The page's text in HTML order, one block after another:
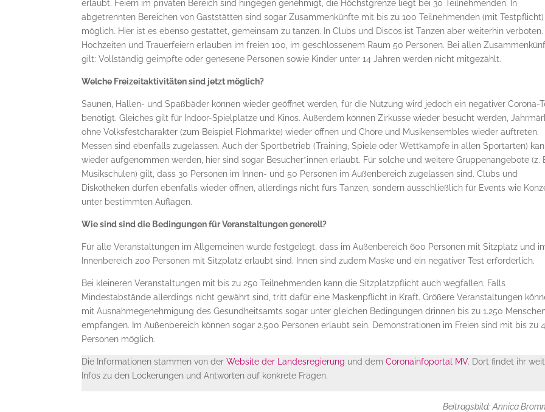
erlaubt. Feiern im privaten Bereich sind hingegen genehmigt, die Höchstgrenze liegt bei 30 Teilnehmenden. In
abgetrennten Bereichen von Gaststätten sind sogar Zusammenkünfte mit bis zu 100 Teilnehmenden (mit Testpflicht)
möglich. Hier ist es ebenso gestattet, gemeinsam zu tanzen. In Clubs und Discos ist Tanzen aber weiterhin verboten.
Hochzeiten und Trauerfeiern erlauben im freien 100, im geschlossenem Raum 50 Personen. Bei allen
gilt: Vollständig geimpfte oder genesene Personen sowie Kinder unter 14 Jahren werden nicht mitgezählt.
Welche Freizeitaktivitäten sind jetzt möglich?
Saunen, Hallen- und Spaßbäder können wieder geöffnet werden, für die Nutzung wird jedoch ein negativer Corona-
benötigt. Gleiches gilt für Indoor-Spielplätze und Kinos. Außerdem können Zirkusse wieder besucht werden,
ohne Volksfestcharakter (zum Beispiel Flohmärkte) wieder öffnen und Chöre und Musikensembles wieder auftreten.
Messen sind ebenfalls zugelassen. Auch der Sportbetrieb (Training, Spiele oder Wettkämpfe in allen Sportarten)
wieder aufgenommen werden, hier sind sogar Besucher*innen erlaubt. Für solche und weitere Gruppenangebote (z.
Musikschulen) gilt, dass 30 Personen im Innen- und 50 Personen im Außenbereich zugelassen sind. Clubs und
Diskotheken dürfen ebenfalls wieder öffnen, allerdings nicht fürs Tanzen, sondern ausschließlich für Events wie
unter bestimmten Auflagen.
Wie sind sind die Bedingungen für Veranstaltungen generell?
Für alle Veranstaltungen im Allgemeinen wurde festgelegt, dass im Außenbereich 600 Personen mit Sitzplatz und
Innenbereich 200 Personen mit Sitzplatz erlaubt sind. Innen sind zudem Maske und ein negativer Test erforderlich.
Bei kleineren Veranstaltungen mit bis zu 250 Teilnehmenden kann die Sitzplatzpflicht auch wegfallen. Falls
Mindestabstände allerdings nicht gewährt sind, tritt dafür eine Maskenpflicht in Kraft. Größere Veranstaltungen
mit Ausnahmegenehmigung des Gesundheitsamts sogar unter gleichen Bedingungen drinnen bis zu 1.250
empfangen. Im Außenbereich können sogar 2.500 Personen erlaubt sein. Demonstrationen im Freien sind mit bis zu
Personen möglich.
Die Informationen stammen von derWebsite der Landesregierung und demCoronainfoportal MV. Dort findet ihr
Infos zu den Lockerungen und Antworten auf konkrete Fragen.
Beitragsbild: Annica